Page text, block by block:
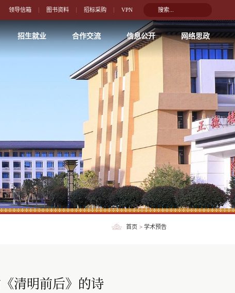
领导信箱 图书资料 招标采购 VPN
招生就业 合作交流 信息公开 网络思政
首页 > 学术预告
清明前后》的诗